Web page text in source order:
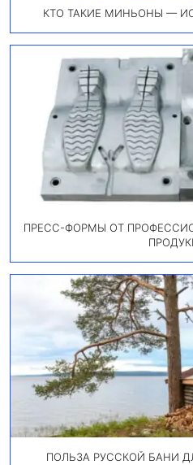
КТО ТАКИЕ МИНЬОНЫ —
ПРЕСС-ФОРМЫ ОТ
ПОЛЬЗА РУССКОЙ БАНИ